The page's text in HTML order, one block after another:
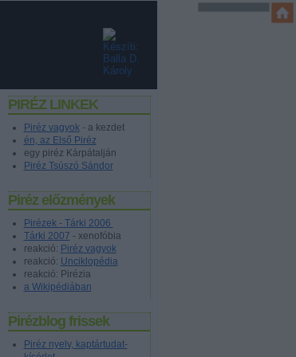
PIRÉZ LINKEK
Piréz vagyok- a kezdet
én, az Első Piréz
egy piréz Kárpátalján
Piréz Tsúszó Sándor
Piréz előzmények
Pirézek - Tárki 2006
Tárki 2007 - xenofóbia
reakció: Piréz vagyok
reakció: Unciklopédia
reakció: Pirézia
a Wikipédiában
Pirézblog frissek
Piréz nyelv, kaptártudat-